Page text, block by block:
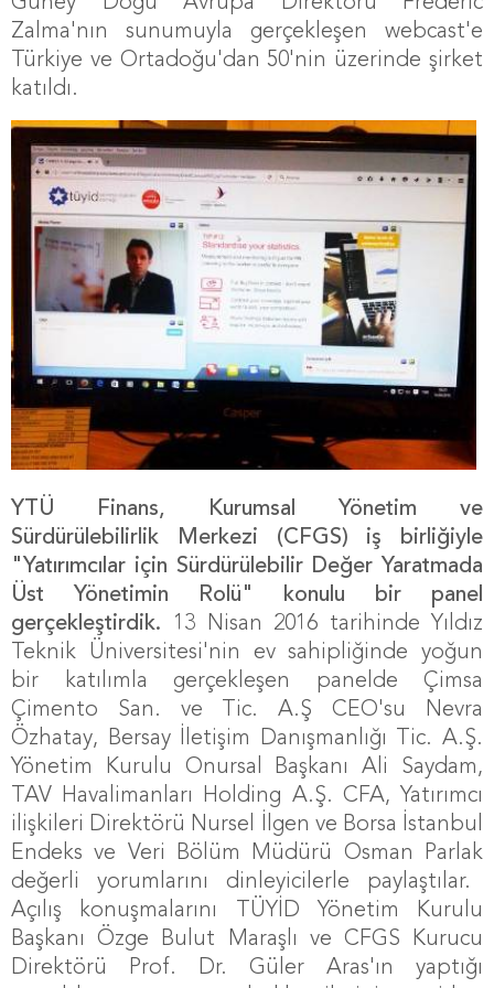
Zalma'nın sunumuyla gerçekleşen webcast'e
Türkiye ve Ortadoğu'dan 50'nin üzerinde şirket
katıldı.
YTÜ
Finans, Kurumsal Yönetim ve
Sürdürülebilirlik Merkezi (CFGS) iş birliğiyle
" Yatırımcılar için Sürdürülebilir Değer Yaratmada
Üst Yönetimin Rolü" konulu bir panel
gerçekleştirdik. 13 Nisan 2016 tarihinde Yıldız
Teknik Üniversitesi'nin ev sahipliğinde yoğun
bir katılımla gerçekleşen panelde Çimsa
Çimento San. ve Tic. A.Ş CEO'su Nevra
Özhatay, Bersay İletişim Danışmanlığı Tic. A.Ş.
Yönetim Kurulu Onursal Başkanı Ali Saydam,
TAV Havalimanları Holding A.Ş. CFA, Yatırımcı
ilişkileri Direktörü Nursel İlgen ve Borsa İstanbul
Endeks ve Veri Bölüm Müdürü Osman Parlak
değerli yorumlarını dinleyicilerle paylaştılar.
Açılış konuşmalarını TÜYİD Yönetim Kurulu
Başkanı Özge Bulut Maraşlı ve CFGS Kurucu
Direktörü Prof. Dr. Güler Aras'ın yaptığı